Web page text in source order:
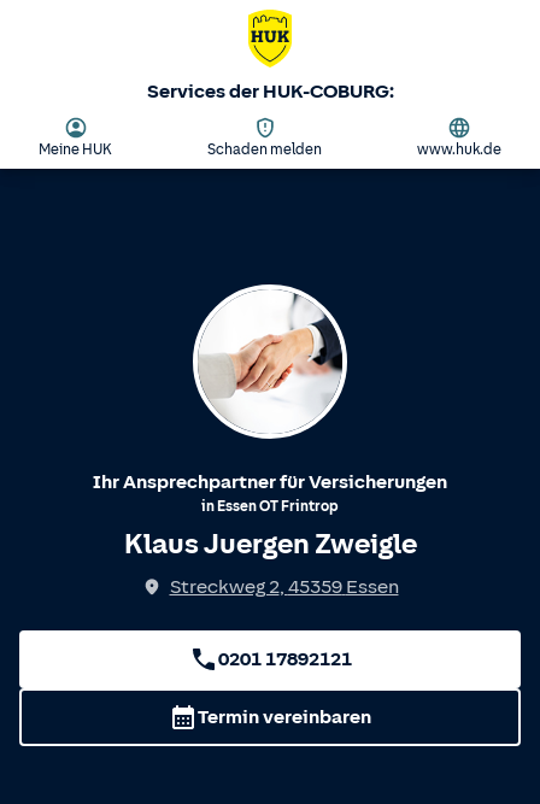
Services der HUK-COBURG:
Meine HUK Schaden melden www.huk.de
Ihr Ansprechpartner für Versicherungen
in EssenOT Frintrop
Klaus Juergen Zweigle
Streckweg 2, 45359 Essen
0201 17892121
Termin vereinbaren